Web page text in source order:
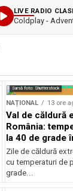
LIVE RADIO
Coldplay -
Sursă foto: Shutterstock
NAȚIONAL 13 ore
Val de căldură
România:
la 40 de grade
Zile de căldură
cu temperaturi de
grade...